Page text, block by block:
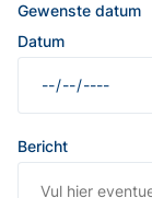
Gewenste datum
Datum
Bericht